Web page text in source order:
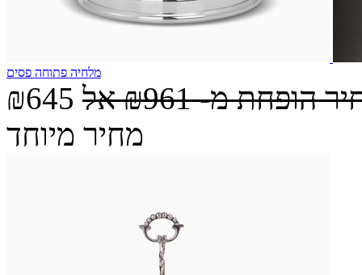
מלחיה פתוחה פסים
₪645 הופחת מ-₪961 אל
מחיר מיוחד